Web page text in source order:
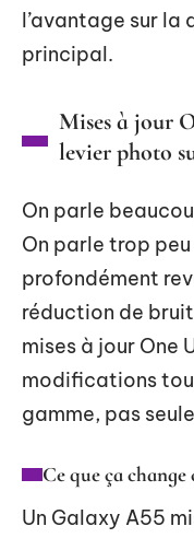
l’avantage sur
principal.
Mises à jour
levier photo
On parle
On parle trop
profondément
réduction de
mises à jour One
modifications
gamme, pas
Ce que ça
Un Galaxy A55